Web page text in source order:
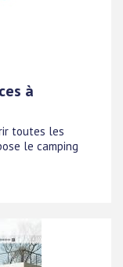
à
toutes les
le camping